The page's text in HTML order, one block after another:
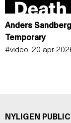
Anders
Temporary
#video, 20 apr
NYLIGEN